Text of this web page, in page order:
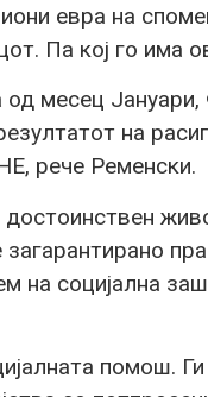
евра на
Па кој го има
од месец
на
рече Ременски.
на социјална
помош.